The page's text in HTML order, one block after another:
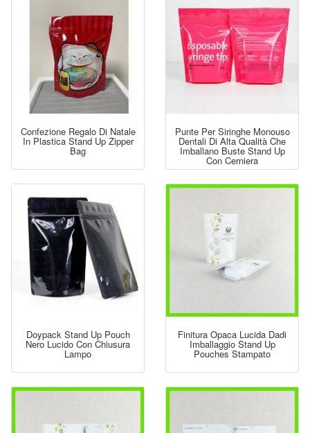
Confezione Regalo Di Natale
In Plastica Stand Up Zipper
Bag
Punte Per Siringhe Monouso
Dentali Di Alta Qualità Che
Imballano Buste Stand Up
Con Cerniera
Doypack Stand Up Pouch
Nero Lucido Con Chiusura
Lampo
Finitura Opaca Lucida Dadi
Imballaggio Stand Up
Pouches Stampato